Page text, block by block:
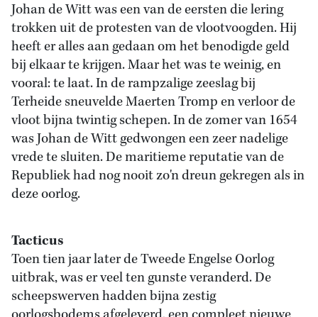
Johan de Witt was een van de eersten die lering
trokken uit de protesten van de vlootvoogden. Hij
heeft er alles aan gedaan om het benodigde geld
bij elkaar te krijgen. Maar het was te weinig, en
vooral: te laat. In de rampzalige zeeslag bij
Terheide sneuvelde Maerten Tromp en verloor de
vloot bijna twintig schepen. In de zomer van 1654
was Johan de Witt gedwongen een zeer nadelige
vrede te sluiten. De maritieme reputatie van de
Republiek had nog nooit zo'n dreun gekregen als in
deze oorlog.
Tacticus
Toen tien jaar later de Tweede Engelse Oorlog
uitbrak, was er veel ten gunste veranderd. De
scheepswerven hadden bijna zestig